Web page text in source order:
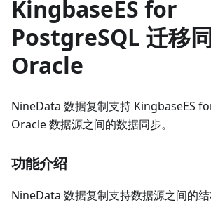
KingbaseES for
PostgreSQL 迁移
Oracle
NineData 数据复制支持 KingbaseES
Oracle 数据源之间的数据同步。
功能介绍
NineData 数据复制支持数据源之间的